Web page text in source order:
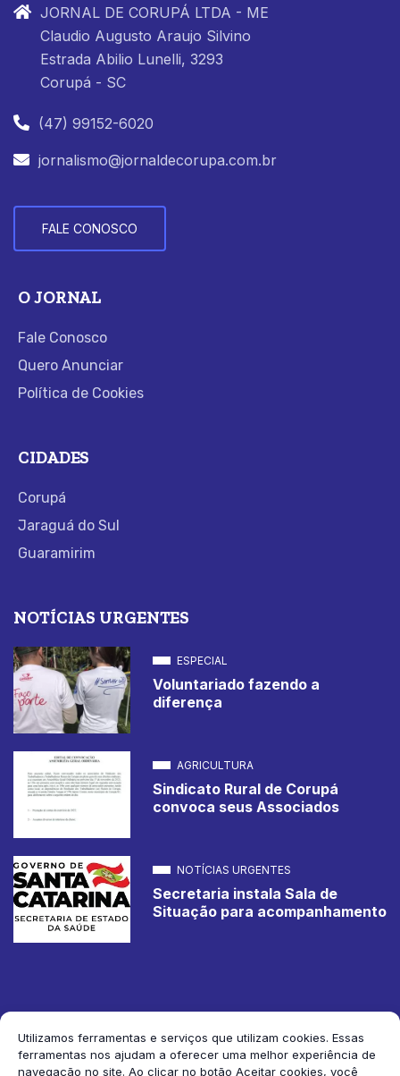
Utilizamos ferramentas e serviços que utilizam cookies. Essas
ferramentas nos ajudam a oferecer uma melhor experiência de
navegação no site. Ao clicar no botão Aceitar cookies, você
JORNAL DE CORUPÁ LTDA - ME
Claudio Augusto Araujo Silvino
Estrada Abilio Lunelli, 3293
Corupá - SC
(47) 99152-6020
jornalismo@jornaldecorupa.com.br
FALE CONOSCO
O JORNAL
Fale Conosco
Quero Anunciar
Política de Cookies
CIDADES
Corupá
Jaraguá do Sul
Guaramirim
NOTÍCIAS URGENTES
ESPECIAL
Voluntariado fazendo a
diferença
AGRICULTURA
Sindicato Rural de Corupá
convoca seus Associados
NOTÍCIAS URGENTES
Secretaria instala Sala de
Situação para acompanhamento
2026 Jornal de Corupá. Todos os direitos reservados.